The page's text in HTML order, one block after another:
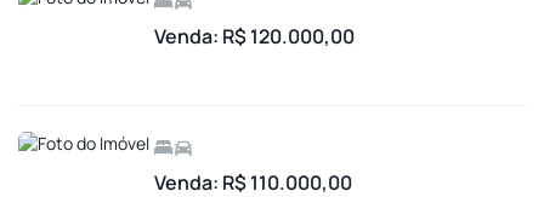
Venda: R$ 120.000,00
Venda: R$ 110.000,00